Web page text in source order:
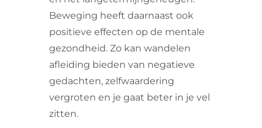
Beweging heeft daarnaast ook
positieve effecten op de mentale
gezondheid. Zo kan wandelen
afleiding bieden van negatieve
gedachten, zelfwaardering
vergroten en je gaat beter in je vel
zitten.